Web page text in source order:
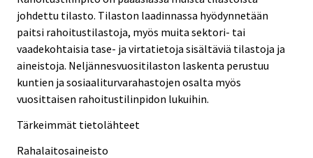
johdettu tilasto. Tilaston laadinnassa hyödynnetään
paitsi rahoitustilastoja, myös muita sektori- tai
vaadekohtaisia tase- ja virtatietoja sisältäviä tilastoja ja
aineistoja. Neljännesvuositilaston laskenta perustuu
kuntien ja sosiaaliturvarahastojen osalta myös
vuosittaisen rahoitustilinpidon lukuihin.
Tärkeimmät tietolähteet
Rahalaitosaineisto